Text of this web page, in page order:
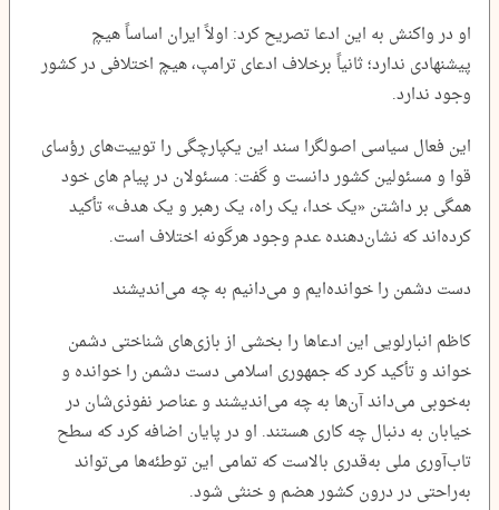
او در واکنش به این ادعا تصریح کرد: اولاً ایران اساساً هیچ
پیشنهادی ندارد؛ ثانیاً برخلاف ادعای ترامپ، هیچ اختلافی در کشور
وجود ندارد.
این فعال سیاسی اصولگرا سند این یکپارچگی را توییت‌های رؤسای
قوا و مسئولین کشور دانست و گفت: مسئولان در پیام های خود
همگی بر داشتن «یک خدا، یک راه، یک رهبر و یک هدف» تأکید
کرده‌اند که نشان‌دهنده عدم وجود هرگونه اختلاف است.
دست دشمن را خوانده‌ایم و می‌دانیم به چه می‌اندیشند
کاظم انبارلویی این ادعاها را بخشی از بازی‌های شناختی دشمن
خواند و تأکید کرد که جمهوری اسلامی دست دشمن را خوانده و
به‌خوبی می‌داند آن‌ها به چه می‌اندیشند و عناصر نفوذی‌شان در
خیابان به دنبال چه کاری هستند. او در پایان اضافه کرد که سطح
تاب‌آوری ملی به‌قدری بالاست که تمامی این توطئه‌ها می‌تواند
به‌راحتی در درون کشور هضم و خنثی شود.